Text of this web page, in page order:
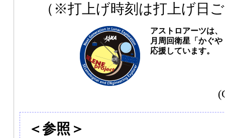
（※打上げ時刻は打上げ日
アストロアーツは、
月周回衛星「かぐ
応援しています。
＜参照＞